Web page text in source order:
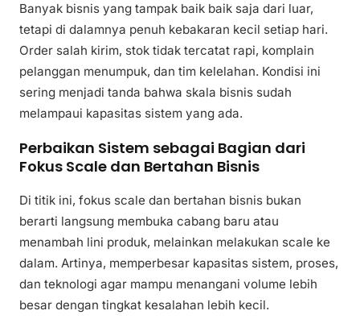
Banyak bisnis yang tampak baik baik saja dari luar,
tetapi di dalamnya penuh kebakaran kecil setiap hari.
Order salah kirim, stok tidak tercatat rapi, komplain
pelanggan menumpuk, dan tim kelelahan. Kondisi ini
sering menjadi tanda bahwa skala bisnis sudah
melampaui kapasitas sistem yang ada.
Perbaikan Sistem sebagai Bagian dari
Fokus Scale dan Bertahan Bisnis
Di titik ini, fokus scale dan bertahan bisnis bukan
berarti langsung membuka cabang baru atau
menambah lini produk, melainkan melakukan scale ke
dalam. Artinya, memperbesar kapasitas sistem, proses,
dan teknologi agar mampu menangani volume lebih
besar dengan tingkat kesalahan lebih kecil.